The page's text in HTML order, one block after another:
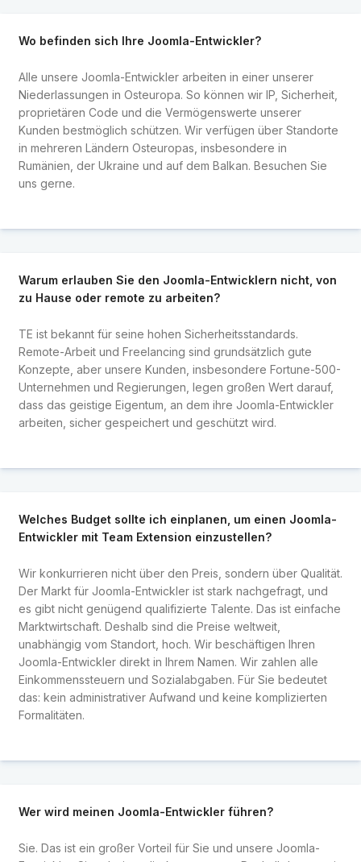
Wo befinden sich Ihre Joomla-Entwickler?
Alle unsere Joomla-Entwickler arbeiten in einer unserer
Niederlassungen in Osteuropa. So können wir IP, Sicherheit,
proprietären Code und die Vermögenswerte unserer
Kunden bestmöglich schützen. Wir verfügen über Standorte
in mehreren Ländern Osteuropas, insbesondere in
Rumänien, der Ukraine und auf dem Balkan. Besuchen Sie
uns gerne.
Warum erlauben Sie den Joomla-Entwicklern nicht, von
zu Hause oder remote zu arbeiten?
TE ist bekannt für seine hohen Sicherheitsstandards.
Remote-Arbeit und Freelancing sind grundsätzlich gute
Konzepte, aber unsere Kunden, insbesondere Fortune-500-
Unternehmen und Regierungen, legen großen Wert darauf,
dass das geistige Eigentum, an dem ihre Joomla-Entwickler
arbeiten, sicher gespeichert und geschützt wird.
Welches Budget sollte ich einplanen, um einen Joomla-
Entwickler mit Team Extension einzustellen?
Wir konkurrieren nicht über den Preis, sondern über Qualität.
Der Markt für Joomla-Entwickler ist stark nachgefragt, und
es gibt nicht genügend qualifizierte Talente. Das ist einfache
Marktwirtschaft. Deshalb sind die Preise weltweit,
unabhängig vom Standort, hoch. Wir beschäftigen Ihren
Joomla-Entwickler direkt in Ihrem Namen. Wir zahlen alle
Einkommenssteuern und Sozialabgaben. Für Sie bedeutet
das: kein administrativer Aufwand und keine komplizierten
Formalitäten.
Wer wird meinen Joomla-Entwickler führen?
Sie. Das ist ein großer Vorteil für Sie und unsere Joomla-